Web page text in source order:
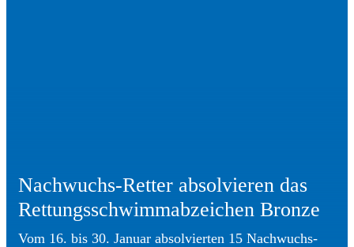
Nachwuchs-Retter absolvieren das
Rettungsschwimmabzeichen Bronze
Vom 16. bis 30. Januar absolvierten 15 Nachwuchs-